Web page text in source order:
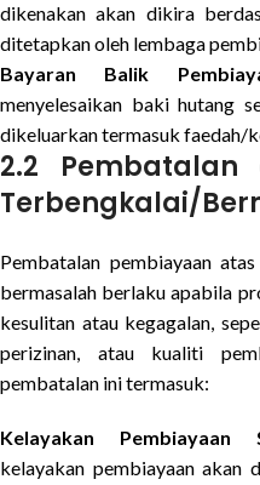
dikenakan akan dikira
ditetapkan oleh lembaga
Bayaran Balik
menyelesaikan baki hutang
dikeluarkan termasuk faedah/
2.2 Pembatalan
Terbengkalai/
Pembatalan pembiayaan
bermasalah berlaku apabila
kesulitan atau kegagalan,
perizinan, atau kualiti
pembatalan ini termasuk:
Kelayakan Pembiayaan
kelayakan pembiayaan akan